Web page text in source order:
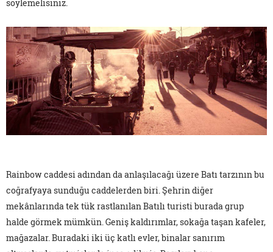
söylemelisiniz.
Rainbow caddesi adından da anlaşılacağı üzere Batı tarzının bu
coğrafyaya sunduğu caddelerden biri. Şehrin diğer
mekânlarında tek tük rastlanılan Batılı turisti burada grup
halde görmek mümkün. Geniş kaldırımlar, sokağa taşan kafeler,
mağazalar. Buradaki iki üç katlı evler, binalar sanırım